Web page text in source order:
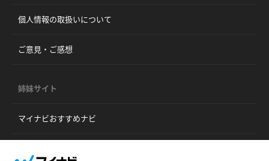
個人情報の取扱いについて
ご意見・ご感想
姉妹サイト
マイナビおすすめナビ